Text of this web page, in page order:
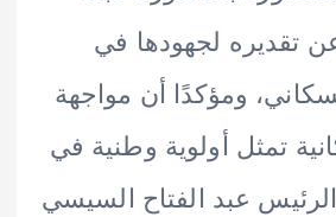
لجهودها في
أن مواجهة
أولوية وطنية في
الفتاح السيسي